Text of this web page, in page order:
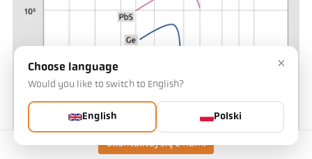
Skontaktuj się z nami
×
Choose language
Would you like to switch to English?
English Polski